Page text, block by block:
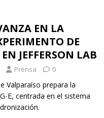
EN LA
DE
JEFFERSON LAB
Prensa 0
Valparaíso prepara la
E, centrada en el sistema